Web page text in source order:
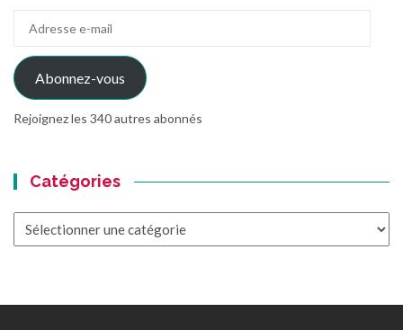
mail
Abonnez-vous
Rejoignez les 340 autres abonnés
Catégories